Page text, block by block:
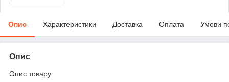
Опис Характеристики Доставка Оплата Умови
Опис
Опис товару.